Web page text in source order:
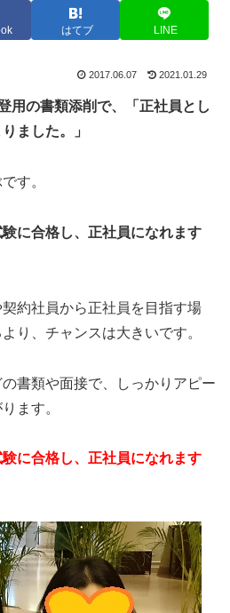
はてブ LINE
2017.06.07 2021.01.29
の書類添削で、「正社員とし
ました。」
す。
に合格し、正社員になれます
約社員から正社員を目指す場
り、チャンスは大きいです。
書類や面接で、しっかりアピー
ます。
に合格し、正社員になれます